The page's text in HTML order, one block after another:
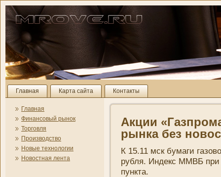
Главная Карта сайта Контакты
Главная
Финансовый рынок
Торговля
Производство
Новые технологии
Новостная лента
Акции
рынка без
К 15.11 мск бумаги
рубля. Индекс ММВБ
пункта.